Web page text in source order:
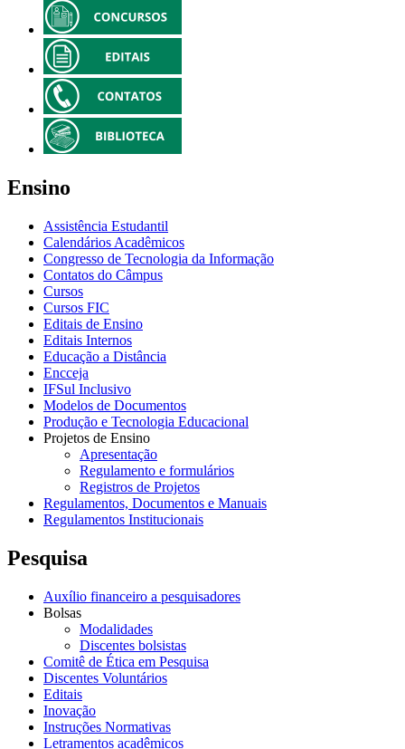
Ensino
Assistência Estudantil
Calendários Acadêmicos
Congresso de Tecnologia da Informação
Contatos do Câmpus
Cursos
Cursos FIC
Editais de Ensino
Editais Internos
Educação a Distância
Encceja
IFSul Inclusivo
Modelos de Documentos
Produção e Tecnologia Educacional
Projetos de Ensino
Apresentação
Regulamento e formulários
Registros de Projetos
Regulamentos, Documentos e Manuais
Regulamentos Institucionais
Pesquisa
Auxílio financeiro a pesquisadores
Bolsas
Modalidades
Discentes bolsistas
Comitê de Ética em Pesquisa
Discentes Voluntários
Editais
Inovação
Instruções Normativas
Letramentos acadêmicos